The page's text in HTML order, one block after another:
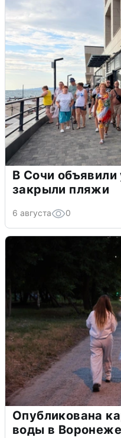
В Сочи
закрыли пляжи
6 августа 0
Опубликована
воды в Воронеже